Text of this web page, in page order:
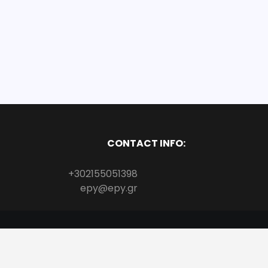
CONTACT INFO:
+302155051398
epy@epy.gr